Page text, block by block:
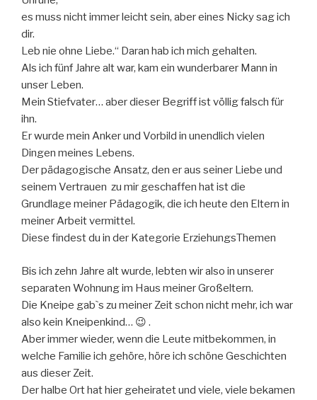
es muss nicht immer leicht sein, aber eines Nicky sag ich
dir.
Leb nie ohne Liebe.“ Daran hab ich mich gehalten.
Als ich fünf Jahre alt war, kam ein wunderbarer Mann in
unser Leben.
Mein Stiefvater… aber dieser Begriff ist völlig falsch für
ihn.
Er wurde mein Anker und Vorbild in unendlich vielen
Dingen meines Lebens.
Der pädagogische Ansatz, den er aus seiner Liebe und
seinem Vertrauen zu mir geschaffen hat ist die
Grundlage meiner Pädagogik, die ich heute den Eltern in
meiner Arbeit vermittel.
Diese findest du in der Kategorie ErziehungsThemen
Bis ich zehn Jahre alt wurde, lebten wir also in unserer
separaten Wohnung im Haus meiner Großeltern.
Die Kneipe gab`s zu meiner Zeit schon nicht mehr, ich war
also kein Kneipenkind… 😉 .
Aber immer wieder, wenn die Leute mitbekommen, in
welche Familie ich gehöre, höre ich schöne Geschichten
aus dieser Zeit.
Der halbe Ort hat hier geheiratet und viele, viele bekamen